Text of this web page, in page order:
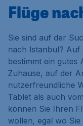
Flüge
Sie sind auf der
nach Istanbul? Auf
bestimmt ein gutes
Zuhause, auf der
nutzerfreundliche
Tablet als auch
können Sie Ihren
wollen, egal wo